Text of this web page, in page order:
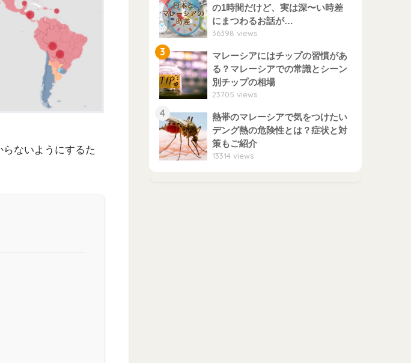
ないようにするた
の1時間だけど、実は深〜い時差
にまつわるお話が…
36398 views
3
マレーシアにはチップの習慣があ
る？マレーシアでの常識とシーン
別チップの相場
23705 views
4
熱帯のマレーシアで気をつけたい
デング熱の危険性とは？症状と対
策もご紹介
13314 views